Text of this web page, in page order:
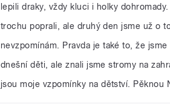
lepili draky, vždy kluci i holky
trochu poprali, ale druhý den jsme už o
nevzpomínám. Pravda je také to, že
dnešní děti, ale znali jsme stromy na
jsou moje vzpomínky na dětství.